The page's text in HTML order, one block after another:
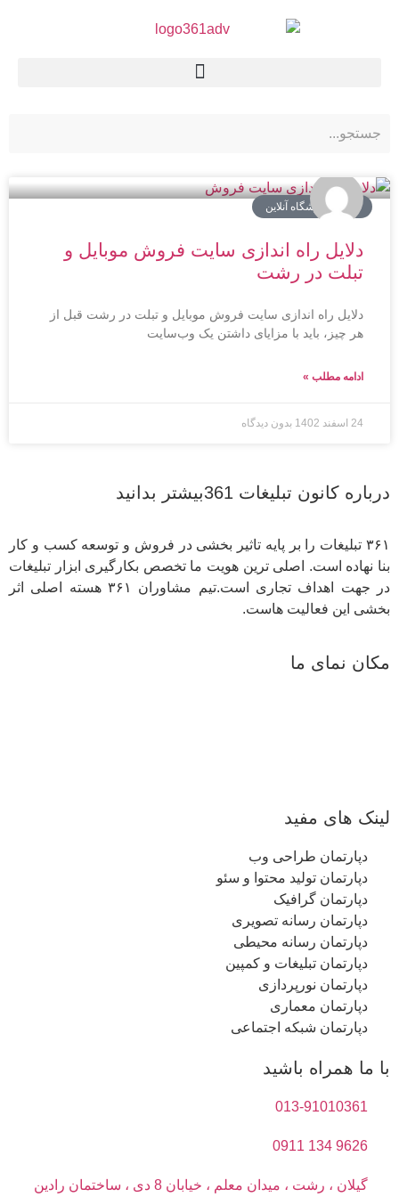
سایت فروشگاه آنلاین
دلایل راه اندازی سایت فروش موبایل و
تبلت در رشت
دلایل راه اندازی سایت فروش موبایل و تبلت در رشت قبل از
هر چیز، باید با مزایای داشتن یک وب‌سایت
ادامه مطلب »
24 اسفند 1402 بدون دیدگاه
درباره کانون تبلیغات 361بیشتر بدانید
۳۶۱ تبلیغات را بر پایه تاثیر بخشی در فروش و توسعه کسب و کار
بنا نهاده است. اصلی ترین هویت ما تخصص بکارگیری ابزار تبلیغات
در جهت اهداف تجاری است.تیم مشاوران ۳۶۱ هسته اصلی اثر
بخشی این فعالیت هاست.
مکان نمای ما
لینک های مفید
دپارتمان طراحی وب
دپارتمان تولید محتوا و سئو
دپارتمان گرافیک
دپارتمان رسانه تصویری
دپارتمان رسانه محیطی
دپارتمان تبلیغات و کمپین
دپارتمان نورپردازی
دپارتمان معماری
دپارتمان شبکه اجتماعی
با ما همراه باشید
013-91010361
9626 134 0911
گیلان ، رشت ، میدان معلم ، خیابان 8 دی ، ساختمان رادین